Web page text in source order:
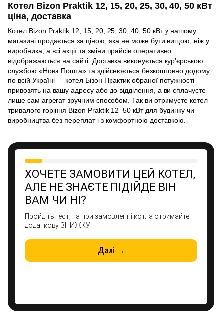
Котел Bizon Praktik 12, 15, 20, 25, 30, 40, 50 кВт
ціна, доставка
Котел Bizon Praktik 12, 15, 20, 25, 30, 40, 50 кВт у нашому
магазині продається за ціною, яка не може бути вищою, ніж у
виробника, а всі акції та зміни прайсів оперативно
відображаються на сайті. Доставка виконується кур’єрською
службою «Нова Пошта» та здійснюється безкоштовно додому
по всій Україні — котел Бізон Практик обраної потужності
привозять на вашу адресу або до відділення, а ви сплачуєте
лише сам агрегат зручним способом. Так ви отримуєте котел
тривалого горіння Bizon Praktik 12–50 кВт для будинку чи
виробництва без переплат і з комфортною доставкою.